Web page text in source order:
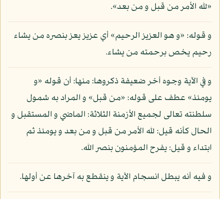
«لله الأمر من قبل و من بعد».
و قوله: «و هو العزيز الرحيم» أي عزيز يعز بنصره من يشاء
رحيم يخص برحمته من يشاء.
و في الآية وجوه أخر ضعيفة ذكروها: منها: أن قوله «و
يومئذ» عطف على قوله: «من قبل» و المراد به شمول
سلطنته تعالى لجميع الأزمنة الثلاثة: الماضي و المستقبل و
الحال كأنه قيل: لله الأمر من قبل و من بعد و يومئذ ثم
ابتداء و قيل: يفرح المؤمنون بنصر الله.
و فيه أنه يبطل انسجام الآية و ينقطع به آخرها عن أولها.